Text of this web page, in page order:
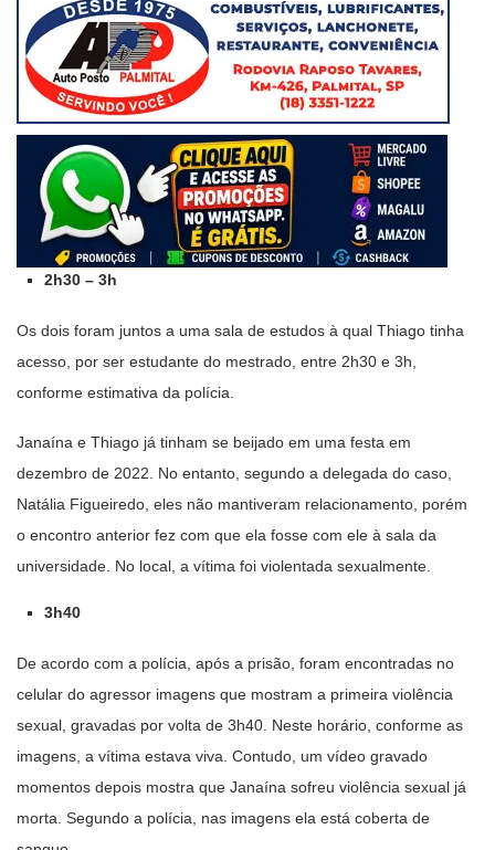
2h30 – 3h
Os dois foram juntos a uma sala de estudos à qual Thiago tinha
acesso, por ser estudante do mestrado, entre 2h30 e 3h,
conforme estimativa da polícia.
Janaína e Thiago já tinham se beijado em uma festa em
dezembro de 2022. No entanto, segundo a delegada do caso,
Natália Figueiredo, eles não mantiveram relacionamento, porém
o encontro anterior fez com que ela fosse com ele à sala da
universidade. No local, a vítima foi violentada sexualmente.
3h40
De acordo com a polícia, após a prisão, foram encontradas no
celular do agressor imagens que mostram a primeira violência
sexual, gravadas por volta de 3h40. Neste horário, conforme as
imagens, a vítima estava viva. Contudo, um vídeo gravado
momentos depois mostra que Janaína sofreu violência sexual já
morta. Segundo a polícia, nas imagens ela está coberta de